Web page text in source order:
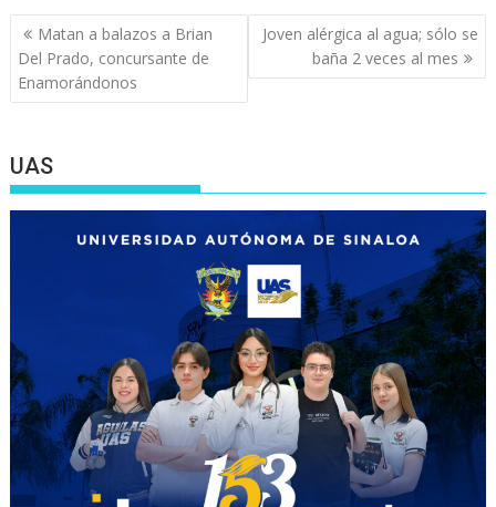
Navegación
de
entradas
Matan a balazos a Brian
Del Prado, concursante de
Enamorándonos
Joven alérgica al agua; sólo se
baña 2 veces al mes
UAS